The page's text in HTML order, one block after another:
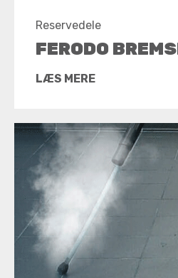
Reservedele
FERODO
LÆS MERE